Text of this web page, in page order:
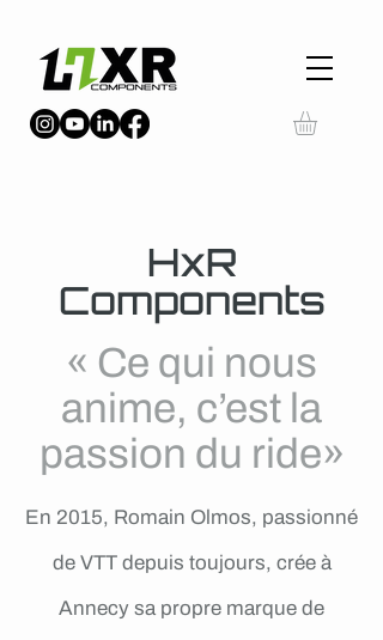
HxR
Components
« Ce qui nous
anime, c’est la
passion du ride»
En 2015, Romain Olmos, passionné
de VTT depuis toujours, crée à
Annecy sa propre marque de